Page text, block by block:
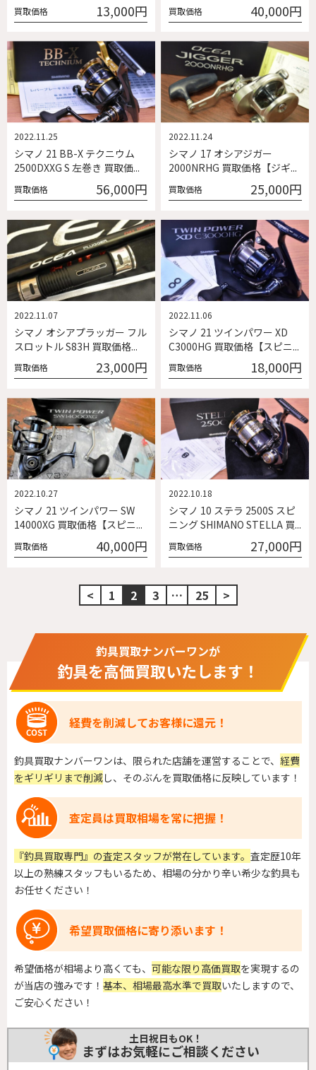
買取価格 13,000円 買取価格 40,000円
シマノ 21 BB-X テクニウム
2500DXXG S 左巻き 買取価...
2022.11.25
買取価格 56,000円
シマノ 17 オシアジガー
2000NRHG 買取価格【ジギ...
2022.11.24
買取価格 25,000円
シマノ オシアプラッガー フル
スロットル S83H 買取価格...
2022.11.07
買取価格 23,000円
シマノ 21 ツインパワー XD
C3000HG 買取価格【スピニ...
2022.11.06
買取価格 18,000円
シマノ 21 ツインパワー SW
14000XG 買取価格【スピニ...
2022.10.27
買取価格 40,000円
シマノ 10 ステラ 2500S スピ
ニング SHIMANO STELLA 買...
2022.10.18
買取価格 27,000円
< 1 2 3 … 25 >
釣具買取ナンバーワンが
釣具を高価買取いたします！
経費を削減してお客様に還元！
釣具買取ナンバーワンは、限られた店舗を運営することで、 経費
をギリギリまで削減し、そのぶんを買取価格に反映しています！
査定員は買取相場を常に把握！
『釣具買取専門』の査定スタッフが常在しています。 査定歴10年
以上の熟練スタッフもいるため、相場の分かり辛い希少な釣具も
お任せください！
希望買取価格に寄り添います！
希望価格が相場より高くても、 可能な限り高価買取を実現するの
が当店の強みです！ 基本、相場最高水準で買取いたしますので、
ご安心ください！
土日祝日もOK！
まずはお気軽にご相談ください